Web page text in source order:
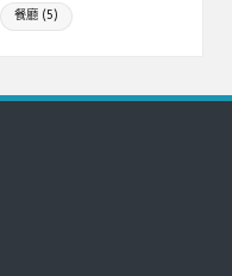
餐廳(5)